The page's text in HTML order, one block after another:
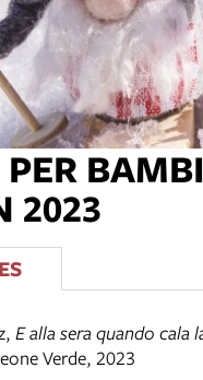
2023
, E alla sera quando cala
Verde, 2023